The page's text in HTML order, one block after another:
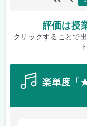
評価は授
クリックすることで
楽単度「